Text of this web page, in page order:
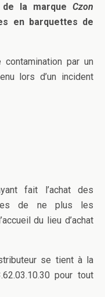
de la marque Czon
en barquettes de
par un
lors d’un incident
fait l’achat des
de ne plus les
du lieu d’achat
se tient à la
pour tout